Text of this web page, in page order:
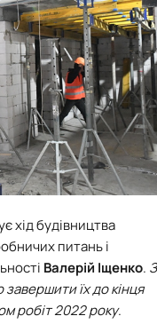
хід будівництва
питань і
Валерій Іщенко.
їх до кінця
робіт 2022 року.